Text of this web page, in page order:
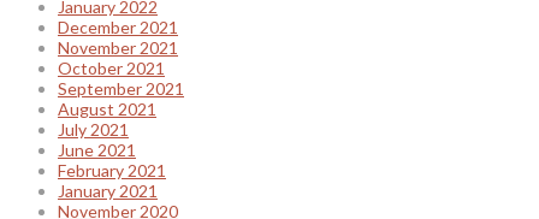
January 2022
December 2021
November 2021
October 2021
September 2021
August 2021
July 2021
June 2021
February 2021
January 2021
November 2020